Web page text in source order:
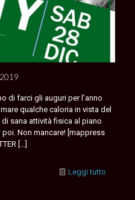
di farci gli auguri per l’anno
qualche caloria in vista del
sana attività fisica al piano
Non mancare! [mappress
[…]
Leggi tutto